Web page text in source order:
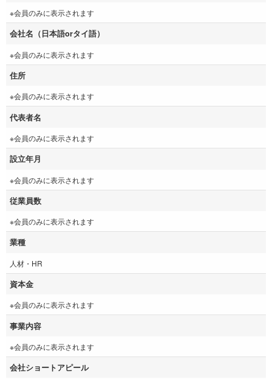
※会員のみに表示されます
会社名（日本語orタイ語）
※会員のみに表示されます
住所
※会員のみに表示されます
代表者名
※会員のみに表示されます
設立年月
※会員のみに表示されます
従業員数
※会員のみに表示されます
業種
人材・HR
資本金
※会員のみに表示されます
事業内容
※会員のみに表示されます
会社ショートアピール